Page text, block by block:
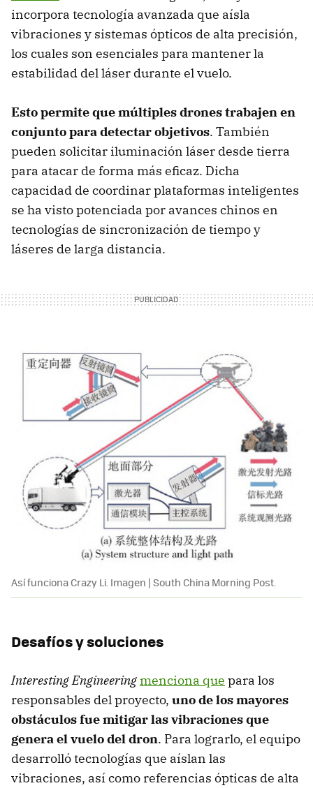
incorpora tecnología avanzada que aísla
vibraciones y sistemas ópticos de alta precisión,
los cuales son esenciales para mantener la
estabilidad del láser durante el vuelo.
Esto permite que múltiples drones trabajen en
conjunto para detectar objetivos. También
pueden solicitar iluminación láser desde tierra
para atacar de forma más eficaz. Dicha
capacidad de coordinar plataformas inteligentes
se ha visto potenciada por avances chinos en
tecnologías de sincronización de tiempo y
láseres de larga distancia.
Así funciona Crazy Li. Imagen | South China Morning Post.
Desafíos y soluciones
Interesting Engineeringmenciona que para los
responsables del proyecto, uno de los mayores
obstáculos fue mitigar las vibraciones que
genera el vuelo del dron. Para lograrlo, el equipo
desarrolló tecnologías que aíslan las
vibraciones, así como referencias ópticas de alta